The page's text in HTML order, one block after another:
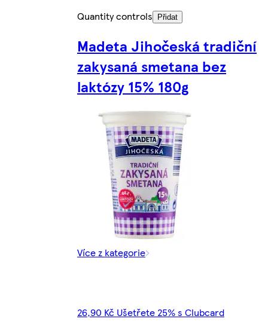
Quantity controls
Přidat
Madeta Jihočeská tradiční
zakysaná smetana bez
laktózy 15% 180g
Více z kategorie
26,90 Kč Ušetřete 25% s Clubcard